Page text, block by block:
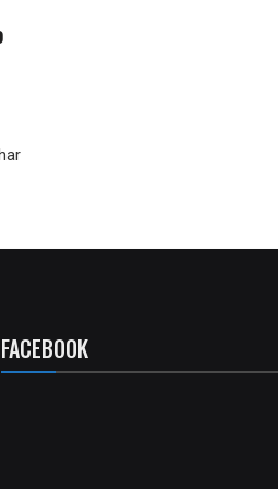
FACEBOOK